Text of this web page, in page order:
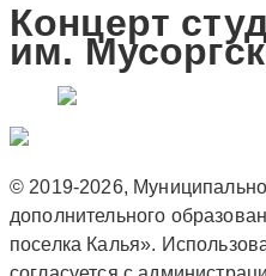
Концерт
им.
© 2019-2026,
дополнительного
поселка Калья».